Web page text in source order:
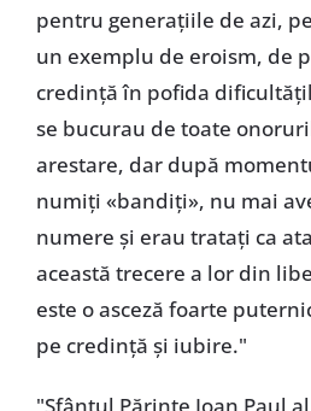
pentru generațiile de azi,
un exemplu de eroism, de
credință în pofida
se bucurau de toate
arestare, dar după
numiți «bandiți», nu mai
numere și erau tratați ca
această trecere a lor din
este o asceză foarte
pe credință și iubire."